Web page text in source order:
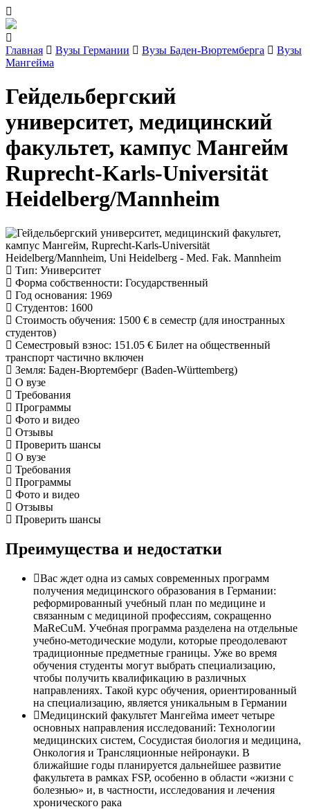
Главная Вузы Германии Вузы Баден-Вюртемберга
Вузы
Мангейма
Гейдельбергский
университет, медицинский
факультет, кампус Мангейм
Ruprecht-Karls-Universität
Heidelberg/Mannheim
Тип: Университет
Форма собственности: Государственный
Год основания: 1969
Студентов: 1600
Стоимость обучения: 1500 € в семестр (для иностранных
студентов)
Семестровый взнос: 151.05 € Билет на общественный
транспорт частично включен
Земля: Баден-Вюртемберг (Baden-Württemberg)
О вузе
Требования
Программы
Фото и видео
Отзывы
Проверить шансы
О вузе
Требования
Программы
Фото и видео
Отзывы
Проверить шансы
Преимущества и недостатки
Вас ждет одна из самых современных программ
получения медицинского образования в Германии:
реформированный учебный план по медицине и
связанным с медициной профессиям, сокращенно
MaReCuM. Учебная программа разделена на отдельные
учебно-методические модули, которые преодолевают
традиционные предметные границы. Уже во время
обучения студенты могут выбрать специализацию,
чтобы получить квалификацию в различных
направлениях. Такой курс обучения, ориентированный
на специализацию, является уникальным в Германии
Медицинский факультет Мангейма имеет четыре
основных направления исследований: Технологии
медицинских систем, Сосудистая биология и медицина,
Онкология и Трансляционные нейронауки. В
ближайшие годы планируется дальнейшее развитие
факультета в рамках FSP, особенно в области «жизни с
болезнью» и, в частности, исследования и лечения
хронического рака